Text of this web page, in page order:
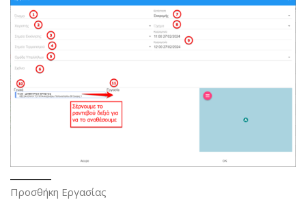
Προσθήκη Εργασίας